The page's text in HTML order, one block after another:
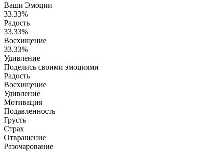
Ваши Эмоции
33.33%
Радость
33.33%
Восхищение
33.33%
Удивление
Поделись своими эмоциями
Радость
Восхищение
Удивление
Мотивация
Подавленность
Грусть
Страх
Отвращение
Разочарование